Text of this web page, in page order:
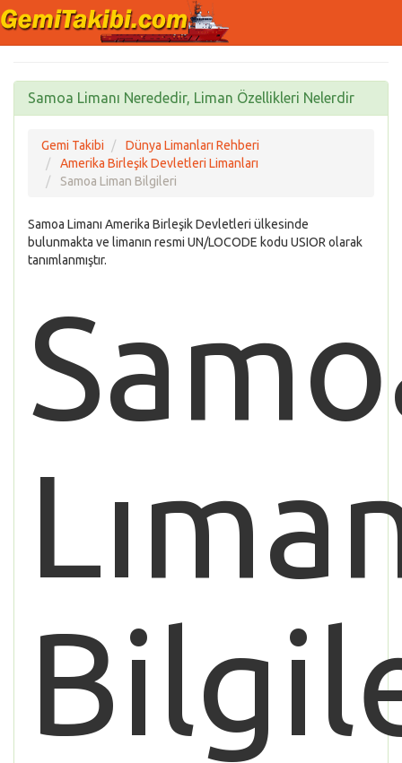
Samoa Limanı Nerededir, Liman Özellikleri Nelerdir
Gemi Takibi
Dünya Limanları Rehberi
Amerika Birleşik Devletleri Limanları
Samoa Liman Bilgileri
Samoa Limanı Amerika Birleşik Devletleri ülkesinde
bulunmakta ve limanın resmi UN/LOCODE kodu USIOR olarak
tanımlanmıştır.